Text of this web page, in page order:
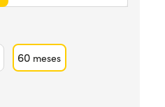
60 meses